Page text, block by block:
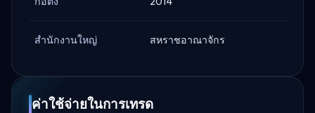
สำนักงานใหญ่ สหราชอาณาจักร
ค่าใช้จ่ายในการเทรด